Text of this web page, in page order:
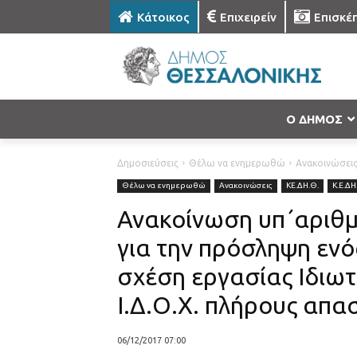
Κάτοικος Επιχειρείν
Ο ΔΗΜΟΣ
Δημοσιεύσεις Θέλω να ενημερωθώ Ανακοινώσεις
Θέλω να ενημερωθώ Ανακοινώσεις ΚΕ.ΔΗ.Θ.
Ανακοίνωση
για την πρόσληψη
σχέση εργασίας
Ι.Δ.Ο.Χ. πλήρους
06/12/2017 07:00